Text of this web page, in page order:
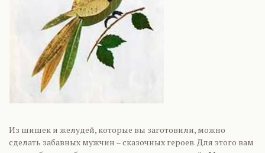
Из шишек и желудей, которые вы заготовили, можно
сделать забавных мужчин – сказочных героев. Для этого вам